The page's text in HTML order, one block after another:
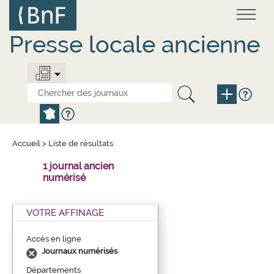
contenu
principal
Presse locale ancienne
Accueil > Liste de résultats
1 journal ancien
numérisé
VOTRE AFFINAGE
Accès en ligne
Journaux numérisés
Départements
Panneau de gestion des cookies